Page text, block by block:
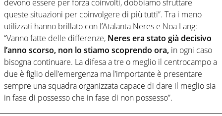
devono essere per forza coinvolti, dobbiamo sfruttare
queste situazioni per coinvolgere di più tutti”. Tra i meno
utilizzati hanno brillato con l’Atalanta Neres e Noa Lang:
“Vanno fatte delle differenze, Neres era stato già decisivo
l’anno scorso, non lo stiamo scoprendo ora, in ogni caso
bisogna continuare. La difesa a tre o meglio il centrocampo a
due è figlio dell’emergenza ma l’importante è presentare
sempre una squadra organizzata capace di dare il meglio sia
in fase di possesso che in fase di non possesso”.